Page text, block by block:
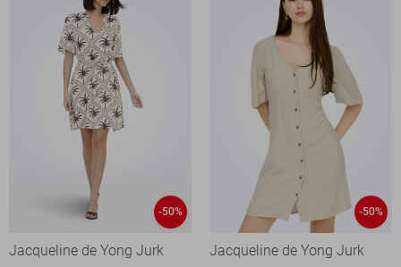
-50%
Jacqueline de Yong Jurk
-50%
Jacqueline de Yong Jurk